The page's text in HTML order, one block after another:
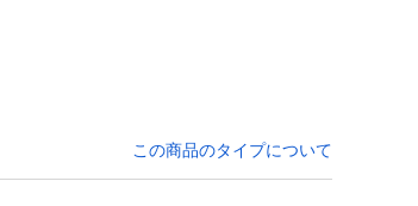
この商品のタイプについて